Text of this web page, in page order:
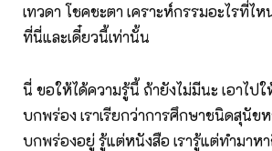
เทวดา โชคชะตา เคราะห์กรรมอะไรที่
ที่นี่และเดี๋ยวนี้เท่านั้น
นี่ ขอให้ได้ความรู้นี้ ถ้ายังไม่มีนะ เอาไ
บกพร่อง เราเรียกว่าการศึกษาชนิดสุนัข
บกพร่องอยู่ รู้แต่หนังสือ เรารู้แต่ทำมา